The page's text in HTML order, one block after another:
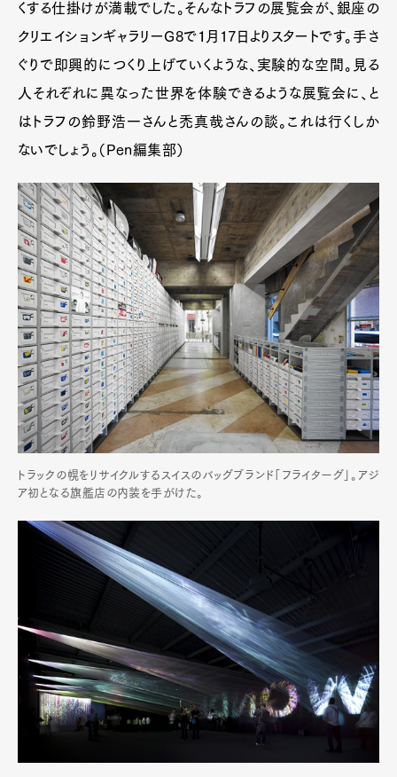
くする仕掛けが満載でした。そんなトラフの展覧会が、銀座の
クリエイションギャラリーG8で１月17日よりスタートです。手さ
ぐりで即興的につくり上げていくような、実験的な空間。見る
人それぞれに異なった世界を体験できるような展覧会に、と
はトラフの鈴野浩一さんと禿真哉さんの談。これは行くしか
ないでしょう。（Pen編集部）
トラックの幌をリサイクルするスイスのバッグブランド「フライターグ」。アジ
ア初となる旗艦店の内装を手がけた。